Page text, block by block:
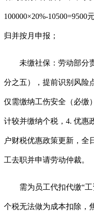
100000×20%-
归并按月申报；
未缴社保：劳动部分责
分之五），提前识别风险
仅需缴纳工伤安全（必缴
计较并缴纳个税，4. 优惠
户财税优惠政策更新，全
工去职并申请劳动仲裁。
需为员工代扣代缴“工
个税无法做为成本扣除，